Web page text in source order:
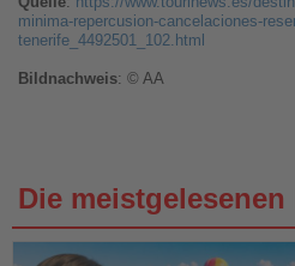
minima-repercusion-cancelaciones-
tenerife_4492501_102.html
Bildnachweis: © AA
Die